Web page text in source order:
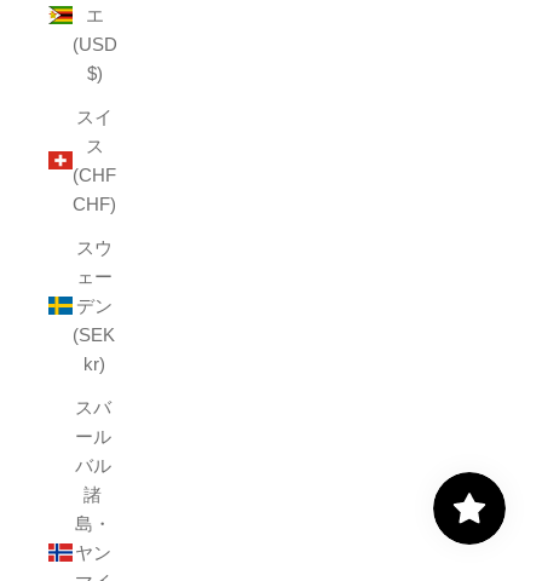
エ
(USD
$)
スイ
ス
(CHF
CHF)
スウ
ェー
デン
(SEK
kr)
スバ
ール
バル
諸
島・
ヤン